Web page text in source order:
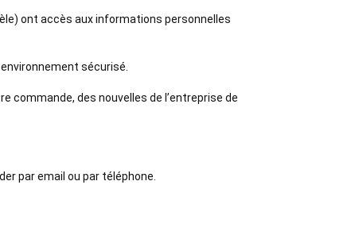
ont accès aux informations personnelles
sécurisé.
commande, des nouvelles de l’entreprise de
par email ou par téléphone.